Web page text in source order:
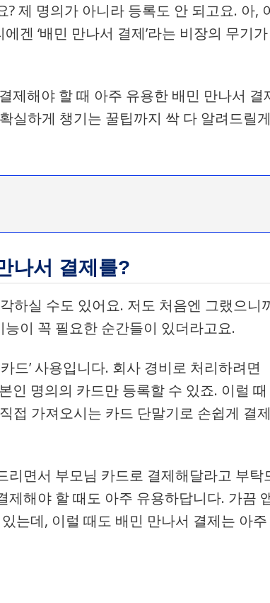
제 명의가 아니라 등록도 안 되고요. 아,
겐 ‘배민 만나서 결제’라는 비장의 무기가
제해야 할 때 아주 유용한 배민 만나서 결
실하게 챙기는 꿀팁까지 싹 다 알려드릴게
나서 결제를?
하실 수도 있어요. 저도 처음엔 그랬으니
이 꼭 필요한 순간들이 있더라고요.
드’ 사용입니다. 회사 경비로 처리하려면
인 명의의 카드만 등록할 수 있죠. 이럴 때
접 가져오시는 카드 단말기로 손쉽게 결제
면서 부모님 카드로 결제해달라고 부탁
해야 할 때도 아주 유용하답니다. 가끔
는데, 이럴 때도 배민 만나서 결제는 아주